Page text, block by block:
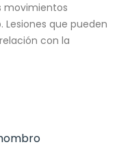
movimientos
Lesiones que pueden
con la